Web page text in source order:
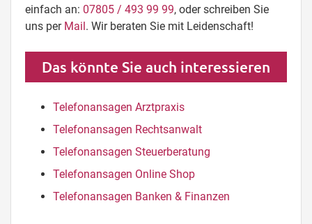
einfach an: 07805 / 493 99 99, oder schreiben Sie
uns per Mail. Wir beraten Sie mit Leidenschaft!
Das könnte Sie auch interessieren
Telefonansagen Arztpraxis
Telefonansagen Rechtsanwalt
Telefonansagen Steuerberatung
Telefonansagen Online Shop
Telefonansagen Banken & Finanzen